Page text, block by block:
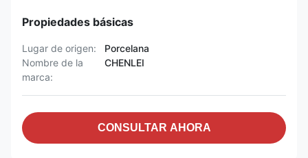
Propiedades básicas
Lugar de origen:
Porcelana
Nombre de la
marca:
CHENLEI
CONSULTAR AHORA